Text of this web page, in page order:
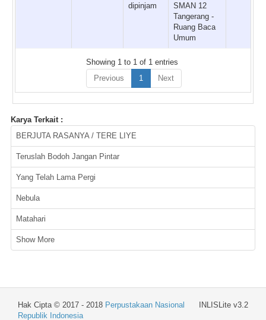
dipinjam
SMAN 12
Tangerang -
Ruang Baca
Umum
Showing 1 to 1 of 1 entries
Previous
1 Next
Karya Terkait :
BERJUTA RASANYA / TERE LIYE
Teruslah Bodoh Jangan Pintar
Yang Telah Lama Pergi
Nebula
Matahari
Show More
INLISLite v3.2
Hak Cipta © 2017 - 2018 Perpustakaan Nasional
Republik Indonesia